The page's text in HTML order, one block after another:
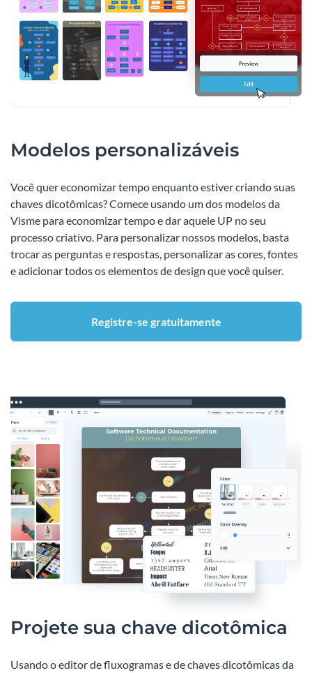
Modelos personalizáveis
Você quer economizar tempo enquanto estiver criando suas
chaves dicotômicas? Comece usando um dos modelos da
Visme para economizar tempo e dar aquele UP no seu
processo criativo. Para personalizar nossos modelos, basta
trocar as perguntas e respostas, personalizar as cores, fontes
e adicionar todos os elementos de design que você quiser.
Registre-se gratuitamente
Projete sua chave dicotômica
Usando o editor de fluxogramas e de chaves dicotômicas da